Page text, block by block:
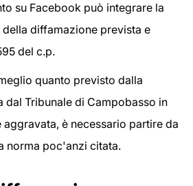
su Facebook può integrare la
diffamazione prevista e
del c.p.
quanto previsto dalla
dal Tribunale di Campobasso in
è necessario partire da
norma poc'anzi citata.